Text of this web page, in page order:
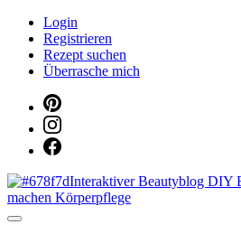
Login
Registrieren
Rezept suchen
Überrasche mich